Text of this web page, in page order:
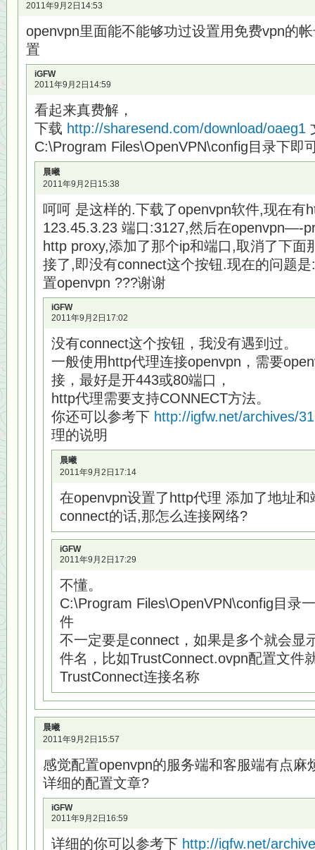
2011年9月2日14:53
openvpn里面能不能够功过设置用免费vpn的
置
iGFW
2011年9月2日14:59
看起来真费解，
下载 http://sharesend.com/download/oaeg1
C:\Program Files\OpenVPN\config目录下即
晨曦
2011年9月2日15:38
呵呵 是这样的.下载了openvpn软件,现在有
123.45.3.23 端口:3127,然后在openvpn—-
http proxy,添加了那个ip和端口,取消了下面
接了,即没有connect这个按钮.现在的问题
置openvpn ???谢谢
iGFW
2011年9月2日17:02
没有connect这个按钮，我没有遇到过。
一般使用http代理连接openvpn，需要
接，最好是开443或80端口，
http代理需要支持CONNECT方法。
你还可以参考下 http://igfw.net/archives/
理的说明
晨曦
2011年9月2日17:14
在openvpn设置了http代理 添加了地址
connect的话,那怎么连接网络?
iGFW
2011年9月2日17:29
不懂。
C:\Program Files\OpenVPN\config目录
件
不一定要是connect，如果是多个就会显
件名，比如TrustConnect.ovpn配置文件
TrustConnect连接名称
晨曦
2011年9月2日15:57
感觉配置openvpn的服务端和客服端有点麻
详细的配置文章?
iGFW
2011年9月2日16:59
详细的你可以参考下 http://igfw.net/